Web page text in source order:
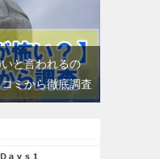
と言われるの
ミから徹底調査